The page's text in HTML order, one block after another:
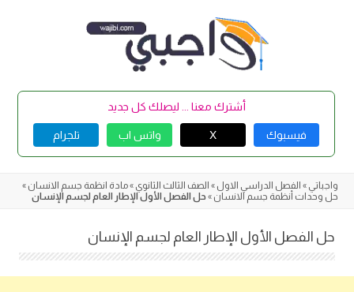
أشترك معنا ... ليصلك كل جديد
فيسبوك X واتس اب تلجرام
واجباتي » الفصل الدراسي الاول » الصف الثالث الثانوي »مادة انظمة جسم الانسان »
حل وحدات أنظمة جسم الانسان » حل الفصل الأول الإطار العام لجسم الإنسان
حل الفصل الأول الإطار العام لجسم الإنسان